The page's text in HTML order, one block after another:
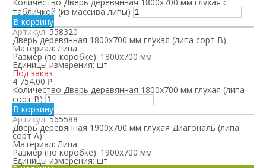
табличкой (из массива липы)
В корзину
Артикул:558320
Дверь деревянная 1800х700 мм глухая (липа сорт В)
Материал: Липа
Размер (по коробке): 1800х700 мм
Единицы измерения:шт
Под заказ
4 754.00 ₽
Количество Дверь деревянная 1800х700 мм глухая (липа
сорт В)
В корзину
Артикул:565588
Дверь деревянная 1900х700 мм глухая Диагональ (липа
сорт А)
Материал: Липа
Размер (по коробке): 1900х700 мм
Единицы измерения:шт